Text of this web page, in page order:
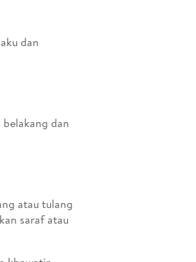
dan
dan
atau tulang
saraf atau